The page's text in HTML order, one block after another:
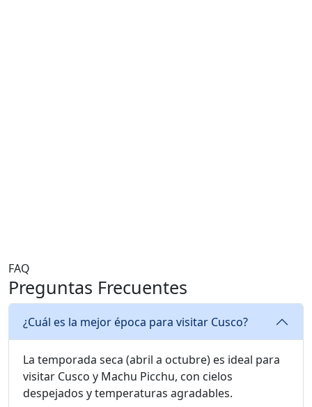
FAQ
Preguntas Frecuentes
¿Cuál es la mejor época para visitar Cusco?